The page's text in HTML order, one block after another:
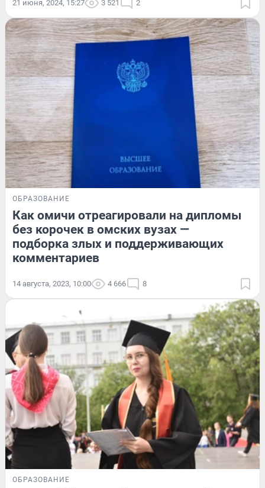
21 июня, 2024, 15:27 3 521 2
ОБРАЗОВАНИЕ
Как омичи отреагировали на дипломы
без корочек в омских вузах —
подборка злых и поддерживающих
комментариев
14 августа, 2023, 10:00 4 666 8
ОБРАЗОВАНИЕ